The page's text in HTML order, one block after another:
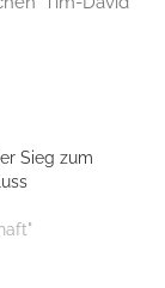
Sieg zum